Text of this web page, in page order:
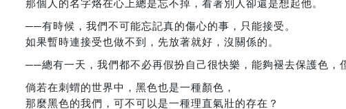
──有時候，我們不可能忘記真的傷心的事，只能接受。
如果暫時連接受也做不到，先放著就好，沒關係的。
──總有一天，我們都不必再假扮自己很快樂，能夠褪去保護色，
倘若在刺蝟的世界中，黑色也是一種顏色，
那麼黑色的我們，可不可以是一種理直氣壯的存在？